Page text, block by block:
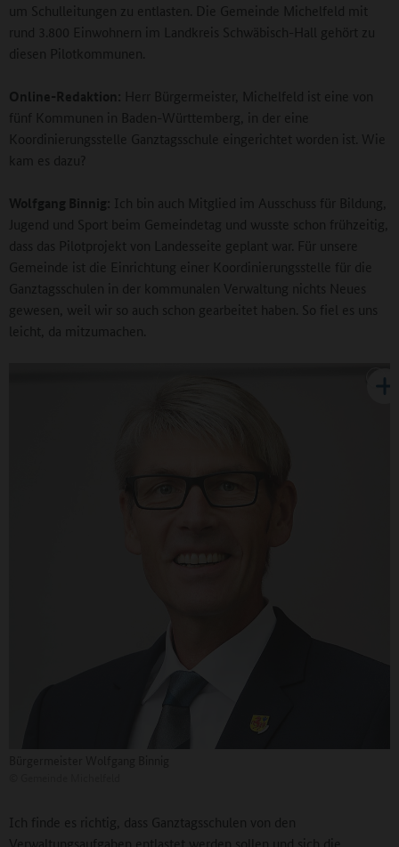
um Schulleitungen zu entlasten. Die Gemeinde Michelfeld mit
rund 3.800 Einwohnern im Landkreis Schwäbisch-Hall gehört zu
diesen Pilotkommunen.
Online-Redaktion: Herr Bürgermeister, Michelfeld ist eine von
fünf Kommunen in Baden-Württemberg, in der eine
Koordinierungsstelle Ganztagsschule eingerichtet worden ist. Wie
kam es dazu?
Wolfgang Binnig: Ich bin auch Mitglied im Ausschuss für Bildung,
Jugend und Sport beim Gemeindetag und wusste schon frühzeitig,
dass das Pilotprojekt von Landesseite geplant war. Für unsere
Gemeinde ist die Einrichtung einer Koordinierungsstelle für die
Ganztagsschulen in der kommunalen Verwaltung nichts Neues
gewesen, weil wir so auch schon gearbeitet haben. So fiel es uns
leicht, da mitzumachen.
Ich finde es richtig, dass Ganztagsschulen von den
Verwaltungsaufgaben entlastet werden sollen und sich die